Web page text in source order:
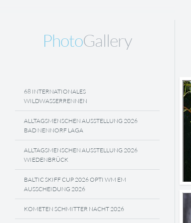
PhotoGallery
68 INTERNATIONALES
WILDWASSERRENNEN
ALLTAGSMENSCHEN AUSSTELLUNG 2026
BAD NENNORF LAGA
ALLTAGSMENSCHEN AUSSTELLUNG 2026
WIEDENBRÜCK
BALTIC SKIFF CUP 2026 OPTI WM EM
AUSSCHEIDUNG 2026
KOMETEN SCHMITTER NACHT 2026